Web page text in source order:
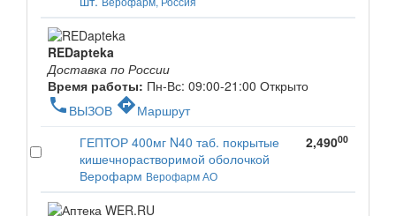
REDapteka
Доставка по России
Время работы: Пн-Вс: 09:00-21:00 Открыто
phone ВЫЗОВ directionsМаршрут
ГЕПТОР 400мг N40 таб. покрытые
кишечнорастворимой оболочкой
Верофарм Верофарм АО
2,49000